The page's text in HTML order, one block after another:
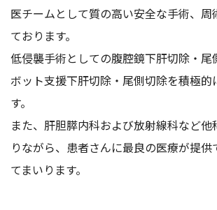
医チームとして質の高い安全な手術、周
ております。
低侵襲手術としての腹腔鏡下肝切除・尾
ボット支援下肝切除・尾側切除を積極的
す。
また、肝胆膵内科および放射線科など他
りながら、患者さんに最良の医療が提供
てまいります。